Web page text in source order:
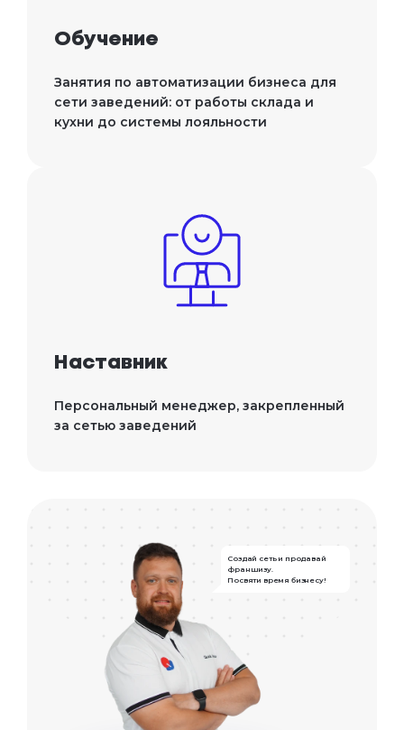
Обучение
Занятия по автоматизации бизнеса для
сети заведений: от работы склада и
кухни до системы лояльности
Наставник
Персональный менеджер, закрепленный
за сетью заведений
Создай сеть и продавай
франшизу.
Посвяти время бизнесу!